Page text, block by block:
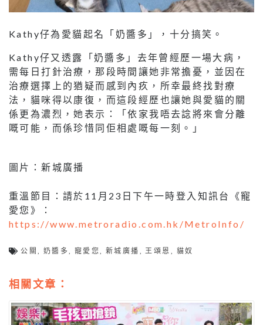
Kathy仔為愛貓起名「奶醬多」，十分搞笑。
Kathy仔又透露「奶醬多」去年曾經歷一場大病，
需每日打針治療，那段時間讓她非常擔憂，並因在
治療選擇上的猶疑而感到內疚，所幸最終找對療
法，貓咪得以康復，而這段經歷也讓她與愛貓的關
係更為濃烈，她表示：「依家我唔去諗將來會分離
嘅可能，而係珍惜同佢相處嘅每一刻。」
圖片：新城廣播
重溫節目：請於11月23日下午一時登入知訊台《寵
愛您》：
https://www.metroradio.com.hk/MetroInfo/
公關,奶醬多,寵愛您,新城廣播 ,王頌恩 , 貓奴
相關文章：